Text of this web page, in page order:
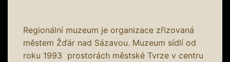
Regionální muzeum je organizace zřizovaná
městem Žďár nad Sázavou. Muzeum sídlí od
roku 1993 prostorách městské Tvrze v centru